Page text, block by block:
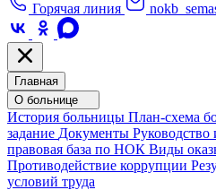
Горячая линия
Главная
О больнице
История больницы План-схема
задание Документы
правовая база по НОК Виды
Противодействие коррупции
условий труда